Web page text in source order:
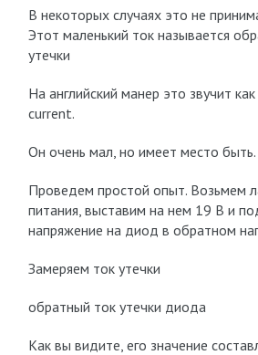
В некоторых случаях это не
Этот маленький ток называется
утечки
На английский манер это звучит
current.
Он очень мал, но имеет место быть.
Проведем простой опыт. Возьмем
питания, выставим на нем 19 В и
напряжение на диод в обратном
Замеряем ток утечки
обратный ток утечки диода
Как вы видите, его значение